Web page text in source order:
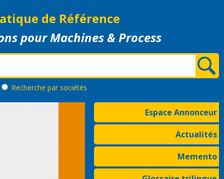
de Référence
pour Machines & Process
Recherche par sociétés
Espace Annonceur
Actualités
Memento